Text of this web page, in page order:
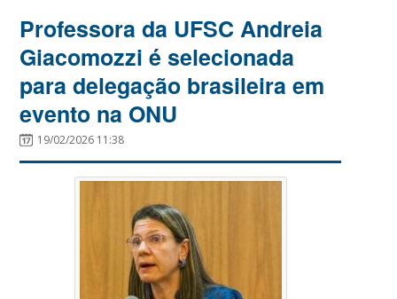
Professora da UFSC Andreia
Giacomozzi é selecionada
para delegação brasileira em
evento na ONU
19/02/2026 11:38